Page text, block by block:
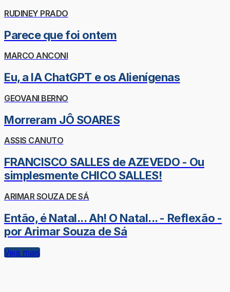
RUDINEY PRADO
Parece que foi ontem
MARCO ANCONI
Eu, a IA ChatGPT e os Alienígenas
GEOVANI BERNO
Morreram JÔ SOARES
ASSIS CANUTO
FRANCISCO SALLES de AZEVEDO - Ou
simplesmente CHICO SALLES!
ARIMAR SOUZA DE SÁ
Então, é Natal... Ah! O Natal... - Reflexão -
por Arimar Souza de Sá
Veja mais